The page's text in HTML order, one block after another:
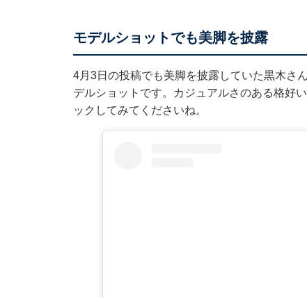
モデルショットでも美脚を披露
4月3日の投稿でも美脚を披露していた黒木さ
デルショットです。カジュアルさのある格好
ックしてみてくださいね。